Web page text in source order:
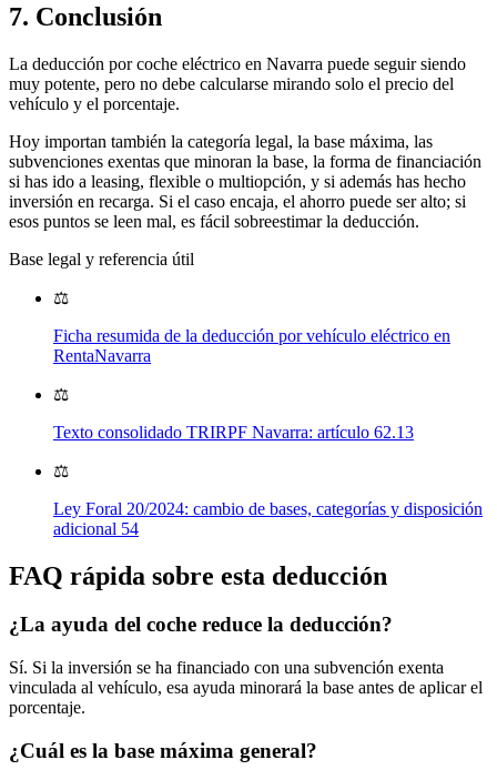
7. Conclusión
La deducción por coche eléctrico en Navarra puede seguir siendo
muy potente, pero no debe calcularse mirando solo el precio del
vehículo y el porcentaje.
Hoy importan también la categoría legal, la base máxima, las
subvenciones exentas que minoran la base, la forma de financiación
si has ido a leasing, flexible o multiopción, y si además has hecho
inversión en recarga. Si el caso encaja, el ahorro puede ser alto; si
esos puntos se leen mal, es fácil sobreestimar la deducción.
Base legal y referencia útil
⚖️
Ficha resumida de la deducción por vehículo eléctrico en
RentaNavarra
⚖️
Texto consolidado TRIRPF Navarra: artículo 62.13
⚖️
Ley Foral 20/2024: cambio de bases, categorías y disposición
adicional 54
FAQ rápida sobre esta deducción
¿La ayuda del coche reduce la deducción?
Sí. Si la inversión se ha financiado con una subvención exenta
vinculada al vehículo, esa ayuda minorará la base antes de aplicar el
porcentaje.
¿Cuál es la base máxima general?